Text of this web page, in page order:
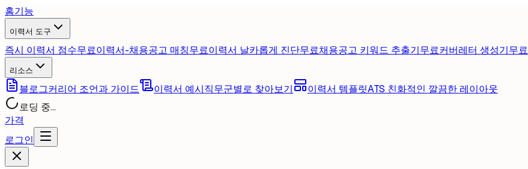
홈기능
이력서 도구
즉시 이력서 점수무료이력서-채용공고 매칭무료이력서 날카롭게 진단무료채용공고 키워드 추출기무료커버레터 생성기무료
리소스
블로그커리어 조언과 가이드 이력서 예시직무군별로 찾아보기 이력서 템플릿ATS 친화적인 깔끔한 레이아웃
로딩 중...
가격
로그인